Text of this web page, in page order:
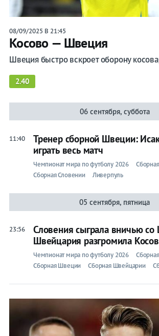
08/09/2025 В 21:45
Косово — Швеция
Швеция быстро вскроет оборону
2.40
06 сентября, суббота
11:40
Тренер сборной Швеции:
играть весь матч
Чемпионат мира по футболу 2026
Сборная Словении
Ливерпуль
05 сентября, пятница
23:56
Словения сыграла вничью
Швейцария разгромила
Чемпионат мира по футболу 2026
Сборная Швеции
Сборная Швейцарии